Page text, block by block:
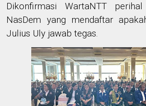
Dikonfirmasi WartaNTT
NasDem yang mendaftar
Julius Uly jawab tegas.